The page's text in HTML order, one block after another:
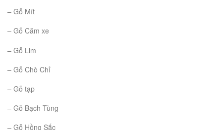
– Gỗ Mít
– Gỗ Căm xe
– Gỗ Lim
– Gỗ Chò Chỉ
– Gỗ tạp
– Gỗ Bạch Tùng
– Gỗ Hồng Sắc